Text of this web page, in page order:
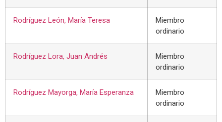
Rodríguez León, María Teresa
Miembro
ordinario
Rodríguez Lora, Juan Andrés
Miembro
ordinario
Rodríguez Mayorga, María Esperanza
Miembro
ordinario